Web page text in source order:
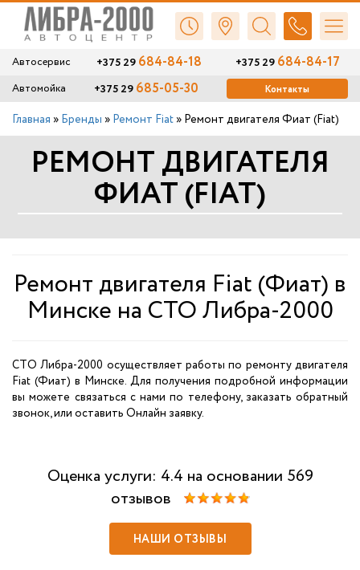
Автосервис +375 29684-84-18 +375 29684-84-17
Автомойка +375 29 685-05-30 Контакты
Главная » Бренды » Ремонт Fiat » Ремонт двигателя Фиат (Fiat)
РЕМОНТ ДВИГАТЕЛЯ
ФИАТ (FIAT)
Ремонт двигателя Fiat (Фиат) в
Минске на СТО Либра-2000
СТО Либра-2000 осуществляет работы по ремонту двигателя
Fiat (Фиат) в Минске. Для получения подробной информации
вы можете связаться с нами по телефону, заказать обратный
звонок, или оставить Онлайн заявку.
Оценка услуги: 4.4 на основании 569
отзывов
НАШИ ОТЗЫВЫ